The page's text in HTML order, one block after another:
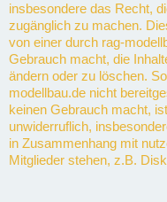
insbesondere das Recht,
zugänglich zu machen.
von einer durch rag-
Gebrauch macht, die
ändern oder zu löschen.
modellbau.de nicht
keinen Gebrauch macht,
unwiderruflich,
in Zusammenhang mit
Mitglieder stehen, z.B.